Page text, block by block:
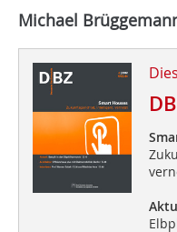
Michael